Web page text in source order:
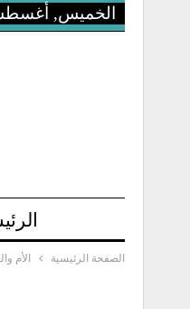
الخميس, أغسطس 6,
الصفحة الرئيسية الأم